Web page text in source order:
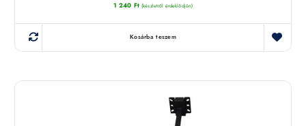
1 240 Ft (készletről érdeklődjön)
Kosárba teszem